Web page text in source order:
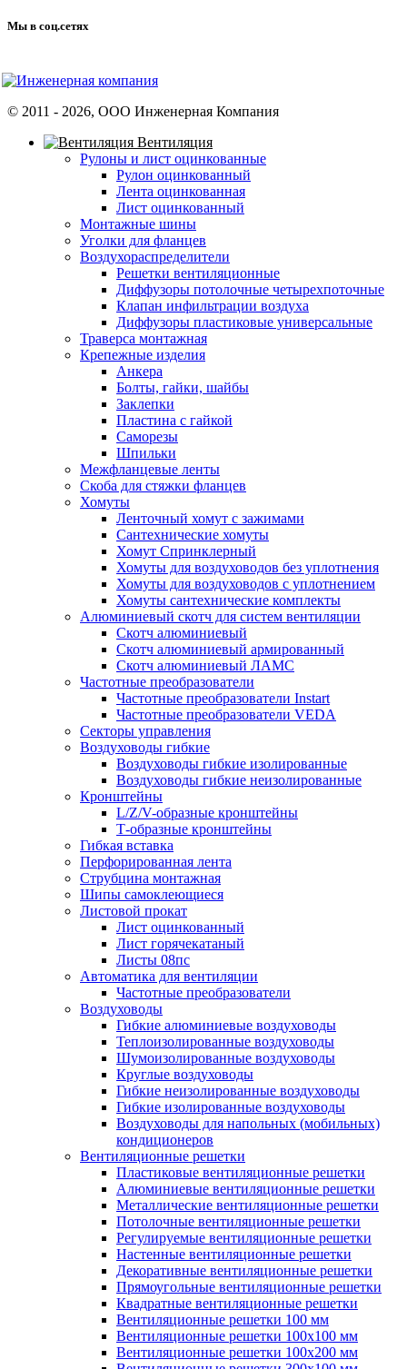
Мы в соц.сетях
© 2011 - 2026, ООО Инженерная Компания
Вентиляция
Рулоны и лист оцинкованные
Рулон оцинкованный
Лента оцинкованная
Лист оцинкованный
Монтажные шины
Уголки для фланцев
Воздухораспределители
Решетки вентиляционные
Диффузоры потолочные четырехпоточные
Клапан инфильтрации воздуха
Диффузоры пластиковые универсальные
Траверса монтажная
Крепежные изделия
Анкера
Болты, гайки, шайбы
Заклепки
Пластина с гайкой
Саморезы
Шпильки
Межфланцевые ленты
Скоба для стяжки фланцев
Хомуты
Ленточный хомут с зажимами
Сантехнические хомуты
Хомут Спринклерный
Хомуты для воздуховодов без уплотнения
Хомуты для воздуховодов с уплотнением
Хомуты сантехнические комплекты
Алюминиевый скотч для систем вентиляции
Скотч алюминиевый
Скотч алюминиевый армированный
Скотч алюминиевый ЛАМС
Частотные преобразователи
Частотные преобразователи Instart
Частотные преобразователи VEDA
Секторы управления
Воздуховоды гибкие
Воздуховоды гибкие изолированные
Воздуховоды гибкие неизолированные
Кронштейны
L/Z/V-образные кронштейны
Т-образные кронштейны
Гибкая вставка
Перфорированная лента
Струбцина монтажная
Шипы самоклеющиеся
Листовой прокат
Лист оцинкованный
Лист горячекатаный
Листы 08пс
Автоматика для вентиляции
Частотные преобразователи
Воздуховоды
Гибкие алюминиевые воздуховоды
Теплоизолированные воздуховоды
Шумоизолированные воздуховоды
Круглые воздуховоды
Гибкие неизолированные воздуховоды
Гибкие изолированные воздуховоды
Воздуховоды для напольных (мобильных)
кондиционеров
Вентиляционные решетки
Пластиковые вентиляционные решетки
Алюминиевые вентиляционные решетки
Металлические вентиляционные решетки
Потолочные вентиляционные решетки
Регулируемые вентиляционные решетки
Настенные вентиляционные решетки
Декоративные вентиляционные решетки
Прямоугольные вентиляционные решетки
Квадратные вентиляционные решетки
Вентиляционные решетки 100 мм
Вентиляционные решетки 100х100 мм
Вентиляционные решетки 100х200 мм